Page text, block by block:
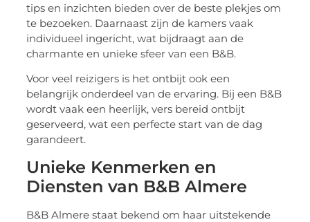
tips en inzichten bieden over de beste plekjes om
te bezoeken. Daarnaast zijn de kamers vaak
individueel ingericht, wat bijdraagt aan de
charmante en unieke sfeer van een B&B.
Voor veel reizigers is het ontbijt ook een
belangrijk onderdeel van de ervaring. Bij een B&B
wordt vaak een heerlijk, vers bereid ontbijt
geserveerd, wat een perfecte start van de dag
garandeert.
Unieke Kenmerken en
Diensten van B&B Almere
B&B Almere staat bekend om haar uitstekende